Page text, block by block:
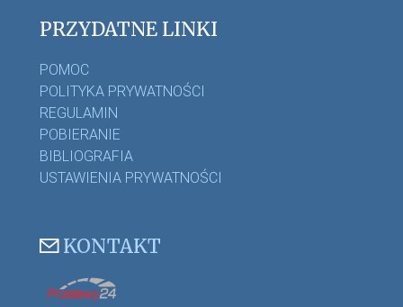
PRZYDATNE LINKI
POMOC
POLITYKA PRYWATNOŚCI
REGULAMIN
POBIERANIE
BIBLIOGRAFIA
USTAWIENIA PRYWATNOŚCI
KONTAKT